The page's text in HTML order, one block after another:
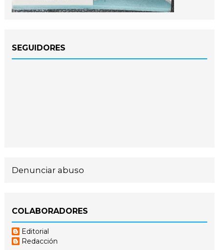
SEGUIDORES
Denunciar abuso
COLABORADORES
Editorial
Redacción